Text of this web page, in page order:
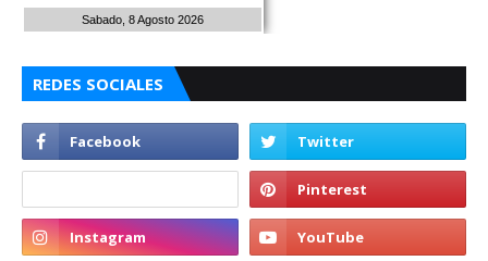
Sabado, 8 Agosto 2026
REDES SOCIALES